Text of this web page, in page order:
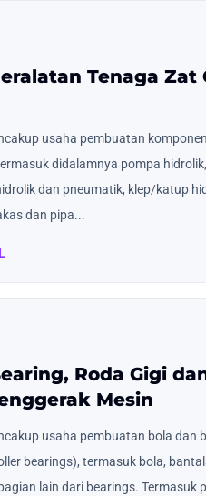
Tenaga Zat
usaha pembuatan
didalamnya pompa
dan pneumatik, klep/katup
dan pipa...
Roda Gigi
Mesin
usaha pembuatan bola dan
bearings), termasuk bola,
lain dari bearings. Termasuk